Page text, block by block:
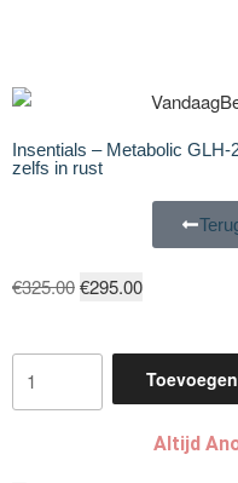
Insentials – Metabolic
zelfs in rust
€325.00€295.00
Altijd